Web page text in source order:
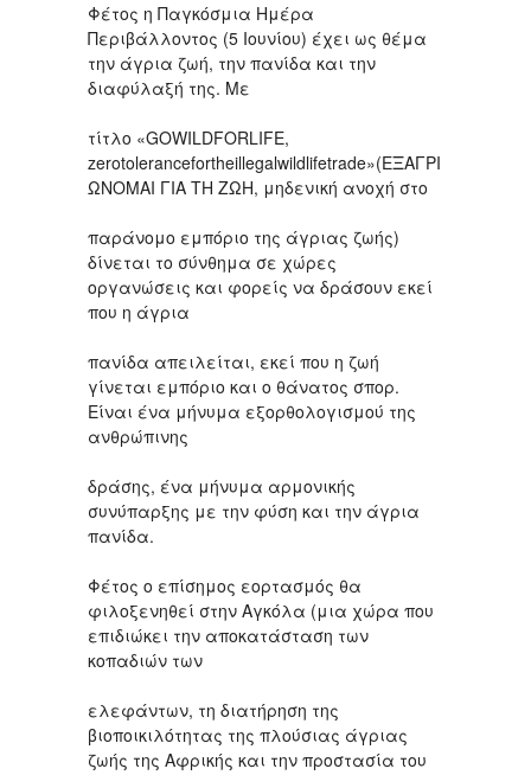
Φέτος η Παγκόσμια Ημέρα
Περιβάλλοντος (5 Ιουνίου) έχει ως θέμα
την άγρια ζωή, την πανίδα και την
διαφύλαξή της. Με
τίτλο «GOWILDFORLIFE,
zerotolerancefortheillegalwildlifetrade»(ΕΞΑΓΡΙ
ΩΝΟΜΑΙ ΓΙΑ ΤΗ ΖΩΗ, μηδενική ανοχή στο
παράνομο εμπόριο της άγριας ζωής)
δίνεται το σύνθημα σε χώρες
οργανώσεις και φορείς να δράσουν εκεί
που η άγρια
πανίδα απειλείται, εκεί που η ζωή
γίνεται εμπόριο και ο θάνατος σπορ.
Είναι ένα μήνυμα εξορθολογισμού της
ανθρώπινης
δράσης, ένα μήνυμα αρμονικής
συνύπαρξης με την φύση και την άγρια
πανίδα.
Φέτος ο επίσημος εορτασμός θα
φιλοξενηθεί στην Αγκόλα (μια χώρα που
επιδιώκει την αποκατάσταση των
κοπαδιών των
ελεφάντων, τη διατήρηση της
βιοποικιλότητας της πλούσιας άγριας
ζωής της Αφρικής και την προστασία του